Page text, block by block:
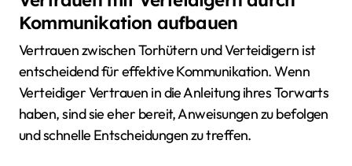
Kommunikation aufbauen
Vertrauen zwischen Torhütern und Verteidigern ist
entscheidend für effektive Kommunikation. Wenn
Verteidiger Vertrauen in die Anleitung ihres Torwarts
haben, sind sie eher bereit, Anweisungen zu befolgen
und schnelle Entscheidungen zu treffen.